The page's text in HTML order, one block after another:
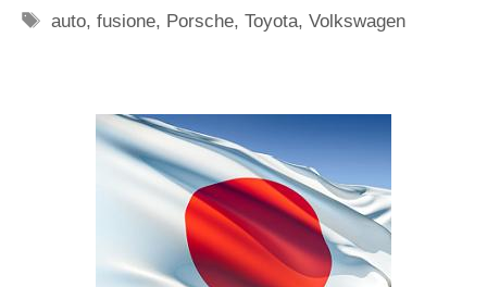
Tag
auto,fusione, Porsche,Toyota,Volkswagen